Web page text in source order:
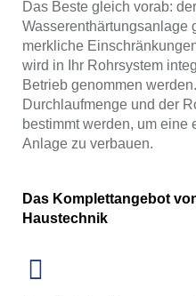
Das Beste gleich vorab:
Wasserenthärtungsanlage
merkliche
wird in Ihr Rohrsystem
Betrieb genommen
Durchlaufmenge und der
bestimmt werden, um
Anlage zu verbauen.
Das Komplettangebot
Haustechnik